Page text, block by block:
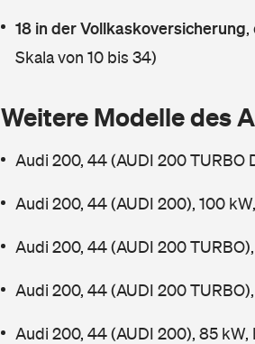
18 in der Vollkaskoversicherung,
Skala von 10 bis 34)
Weitere Modelle des
Audi 200, 44 (AUDI 200 TURBO
Audi 200, 44 (AUDI 200), 100
Audi 200, 44 (AUDI 200
Audi 200, 44 (AUDI 200
Audi 200, 44 (AUDI 200), 85 kW,